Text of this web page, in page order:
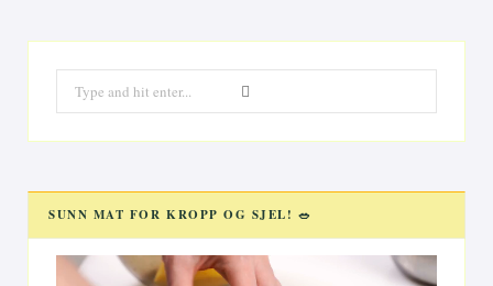
for:
SUNN MAT FOR KROPP OG SJEL! 🥗
Videoavspiller